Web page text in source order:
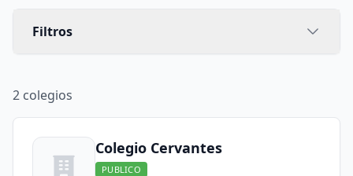
Filtros
2 colegios
Colegio Cervantes
PUBLICO